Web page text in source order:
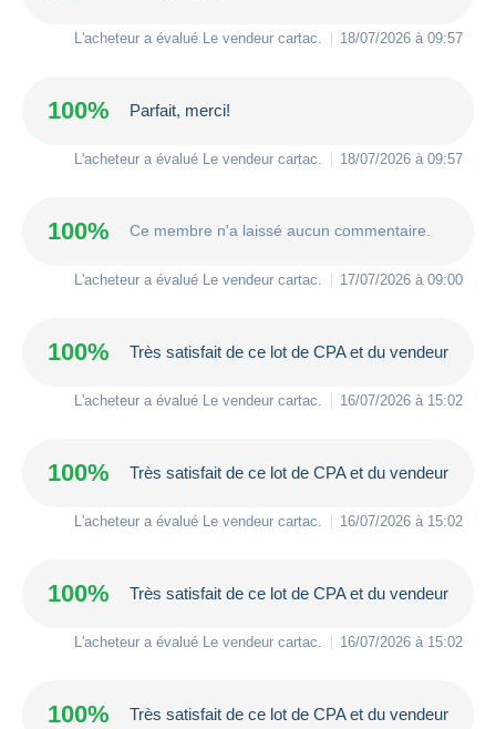
L'acheteur a évalué Le vendeur cartac 18/07/2026 à 09:57
100% Parfait, merci!
L'acheteur a évalué Le vendeur cartac 18/07/2026 à 09:57
100% Ce membre n'a laissé aucun commentaire.
L'acheteur a évalué Le vendeur cartac 17/07/2026 à 09:00
100% Très satisfait de ce lot de CPA et du vendeur
L'acheteur a évalué Le vendeur cartac 16/07/2026 à 15:02
100% Très satisfait de ce lot de CPA et du vendeur
L'acheteur a évalué Le vendeur cartac 16/07/2026 à 15:02
100% Très satisfait de ce lot de CPA et du vendeur
L'acheteur a évalué Le vendeur cartac 16/07/2026 à 15:02
100% Très satisfait de ce lot de CPA et du vendeur